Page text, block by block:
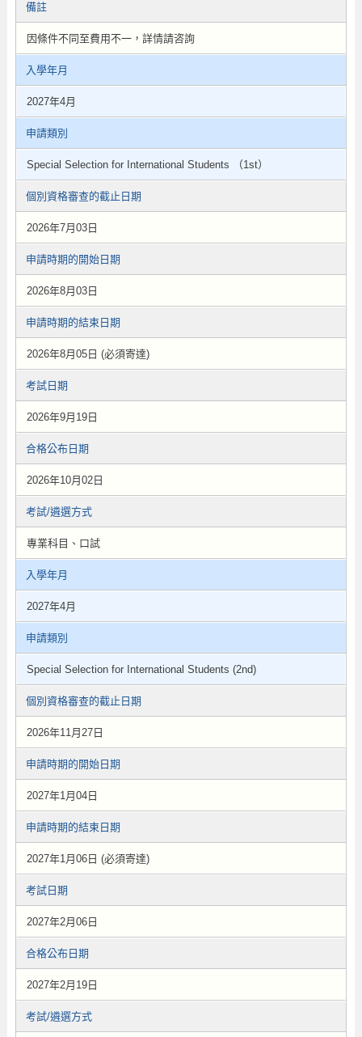
備註
因條件不同至費用不一，詳情請咨詢
入學年月
2027年4月
申請類別
Special Selection for International Students （1st）
個別資格審查的截止日期
2026年7月03日
申請時期的開始日期
2026年8月03日
申請時期的結束日期
2026年8月05日 (必須寄達)
考試日期
2026年9月19日
合格公布日期
2026年10月02日
考試/遴選方式
專業科目、口試
入學年月
2027年4月
申請類別
Special Selection for International Students (2nd)
個別資格審查的截止日期
2026年11月27日
申請時期的開始日期
2027年1月04日
申請時期的結束日期
2027年1月06日 (必須寄達)
考試日期
2027年2月06日
合格公布日期
2027年2月19日
考試/遴選方式